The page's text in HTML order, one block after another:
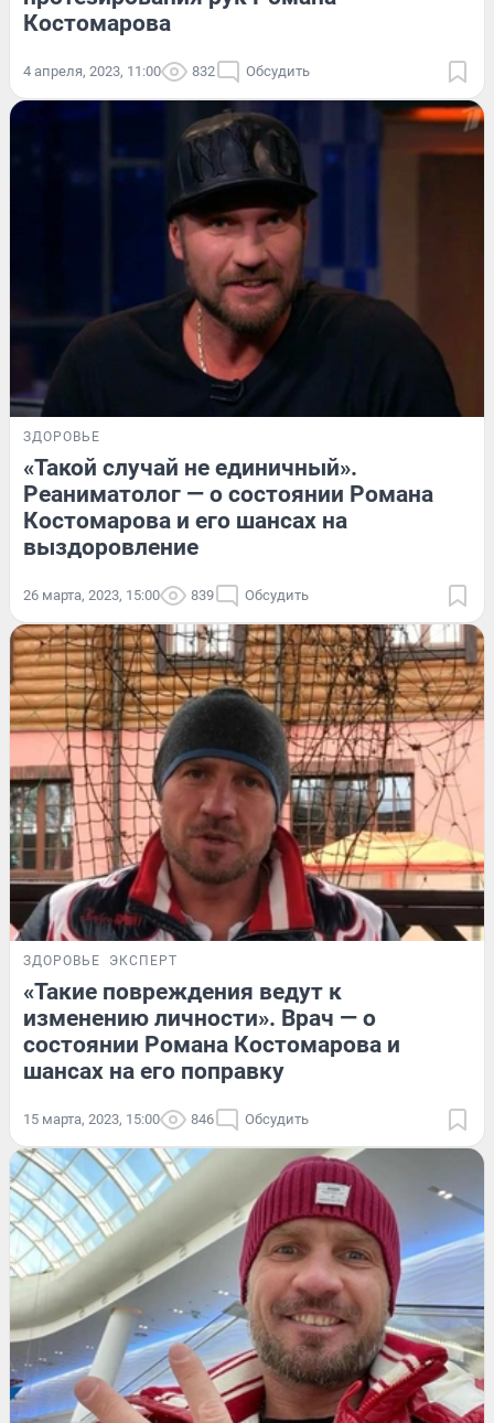
Костомарова
4 апреля, 2023, 11:00 832 Обсудить
ЗДОРОВЬЕ
«Такой случай не единичный».
Реаниматолог — о состоянии Романа
Костомарова и его шансах на
выздоровление
26 марта, 2023, 15:00 839 Обсудить
ЗДОРОВЬЕ ЭКСПЕРТ
«Такие повреждения ведут к
изменению личности». Врач — о
состоянии Романа Костомарова и
шансах на его поправку
15 марта, 2023, 15:00 846 Обсудить